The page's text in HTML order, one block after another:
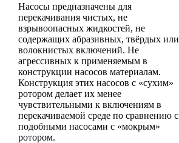
Насосы предназначены для
перекачивания чистых, не
взрывоопасных жидкостей, не
содержащих абразивных, твёрдых или
волокнистых включений. Не
агрессивных к применяемым в
конструкции насосов материалам.
Конструкция этих насосов с «сухим»
ротором делает их менее
чувствительными к включениям в
перекачиваемой среде по сравнению с
подобными насосами с «мокрым»
ротором.